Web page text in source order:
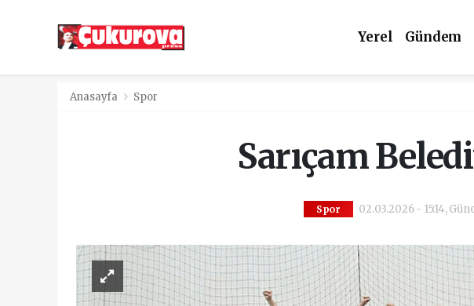
Yerel Gündem
Anasayfa Spor
Sarıçam
Spor 02.03.2026 - 15:14,